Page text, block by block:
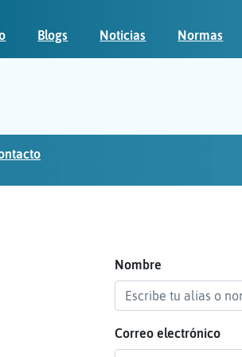
Blogs Noticias Normas
Nombre
Correo electrónico